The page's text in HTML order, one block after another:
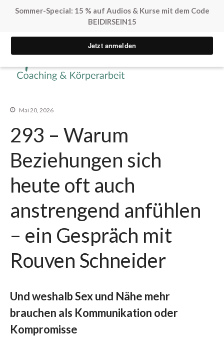
Sommer-Special: 15 % auf Audios & Kurse mit dem Code
BEIDIRSEIN15
Solo*Sex Impulse
Human Design & Sex
Vorgespräch
Podcast
Audios & Kurse
Arrival Einstieg
Edging erleben
1:1 Begleitung
SpürVertrauen
Yvonne Peglow Sexual Life
Mai 20, 2026
293 – Warum
Beziehungen sich
heute oft auch
anstrengend anfühlen
– ein Gespräch mit
Rouven Schneider
Und weshalb Sex und Nähe mehr
brauchen als Kommunikation oder
Kompromisse